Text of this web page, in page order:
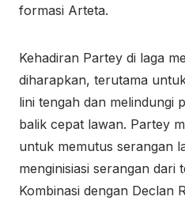
formasi Arteta.
Kehadiran Partey di laga
diharapkan, terutama
lini tengah dan melindungi
balik cepat lawan. Partey
untuk memutus serangan
menginisiasi serangan dari
Kombinasi dengan Declan